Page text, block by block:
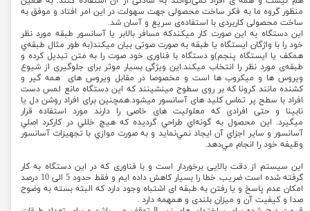
منظور گروه ما به فکر ساخت محصولی جهت سهولت در این امر افتاد و موفق به
ساخت محصولی کاربردی با استفاده‌ی سریع و آسان شد.
این دستگاه به این صورت کار میکندکه مسافر بالابر یا آسانسور طبقه مورد نظر
خود را با واژگان ایستگاه یا طبقه به صورت صوتی بیان میکند(به طور مثال طبقه‌‌‌ي
همکف یا ایستگاه پنجم)و دستگاه با فناوری خود صوت را به متن تبدیل کرده و
طبقه‌ی مورد نظر را انتخاب میکند.این ویژگی بسیار موثر برای جلوگیری از شیوع
ویروس ها و میکروب ها است و مخصوصا در مقابل ویروس های همه گیر و
کشنده مانند کرونا که بر روی سطوح مینشینند که این دستگاه مانع لمس دست
افراد با سطح پر تماس کلید های آسانسور میشود.همچنین برای افراد روشن دل یا
نابینا و حتی افرادی که معلولیت های خاصی را دارند مورد استفاده قرار
میگیرد. اين محصول به گونه‌اي طراحي گرديده كه هيچ خللي در كاركرد اصلي
آسانسور و ساير اجزاي آن ايجاد نمي‌نمايد و به صورت موازي با تجهیزات آسانسور
وظيفه خود را انجام مي‌دهد.
این سیستم از دقت بالایی برخوردار است و با فناوری که در این دستگاه به کار
گرفته شده است ضریب خطا را بسیار کاهش داده ایم و فقط حدود 5 الی 10 درصد
امکان عدم پاسخ و یا رفتن به طبقه ای اشتباه وجود دارد که البته بسته به وضوح
صدا و کیفیت آن و میزان بلندی و همهمه دارد .